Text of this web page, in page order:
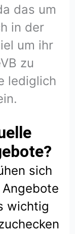
das um
in der
um ihr
zu
lediglich
sich
wichtig